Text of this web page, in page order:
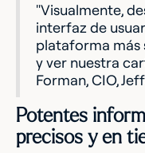
"Visualmente,
interfaz de
plataforma más
y ver nuestra
Forman, CIO,
Potentes
precisos y en